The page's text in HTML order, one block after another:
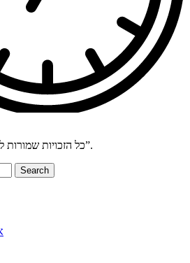
© כל הזכויות שמורות ל”המאוורר סופר ונט בע״מ”.
Search